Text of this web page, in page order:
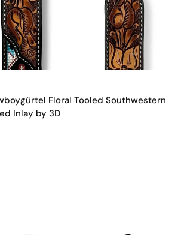
Floral Tooled Southwestern
Inlay by 3D